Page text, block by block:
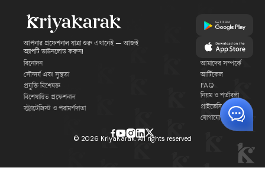
আপনার প্রফেশনাল যাত্রা শুরু এখানেই — আজই
অ্যাপটি ডাউনলোড করুন!
বিনোদন
সৌন্দর্য এবং সুস্থতা
প্রযুক্তি বিশেষজ্ঞ
বিশেষায়িত প্রফেশনাল
স্ট্র্যাটেজিস্ট ও পরামর্শদাতা
আমাদের সম্পর্কে
আর্টিকেল
FAQ
নিয়ম ও শর্তাবলী
প্রাইভেসি পলিসি
যোগাযোগ
© 2026 KriyaKarak. All rights reserved